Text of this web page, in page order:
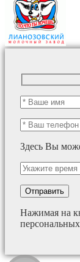
Здесь Вы
Нажимая на